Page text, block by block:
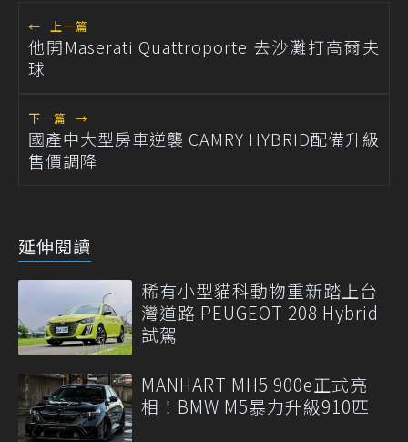
← 上一篇
他開Maserati Quattroporte 去沙灘打高爾夫
球
下一篇 →
國產中大型房車逆襲 CAMRY HYBRID配備升級
售價調降
延伸閱讀
稀有小型貓科動物重新踏上台
灣道路 PEUGEOT 208 Hybrid
試駕
MANHART MH5 900e正式亮
相！BMW M5暴力升級910匹